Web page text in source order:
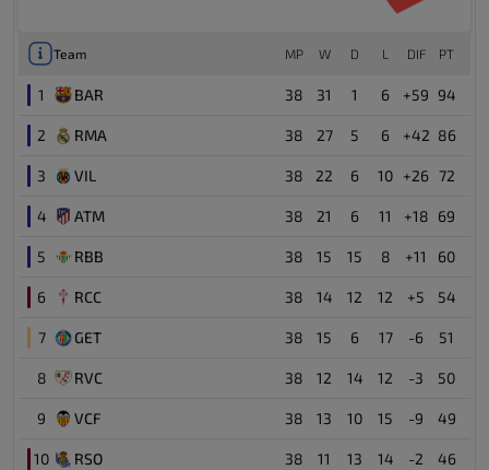
Real Madrid
1
FC Barcelona
3
Real Betis Seville
1
Team MP W D L DIF PT
1 BAR 38 31 1 6 +59 94
2 RMA 38 27 5 6 +42 86
3 VIL 38 22 6 10 +26 72
4 ATM 38 21 6 11 +18 69
5 RBB 38 15 15 8 +11 60
6 RCC 38 14 12 12 +5 54
7 GET 38 15 6 17 -6 51
8 RVC 38 12 14 12 -3 50
9 VCF 38 13 10 15 -9 49
10 RSO 38 11 13 14 -2 46